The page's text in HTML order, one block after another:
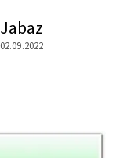
Jabaz
02.09.2022